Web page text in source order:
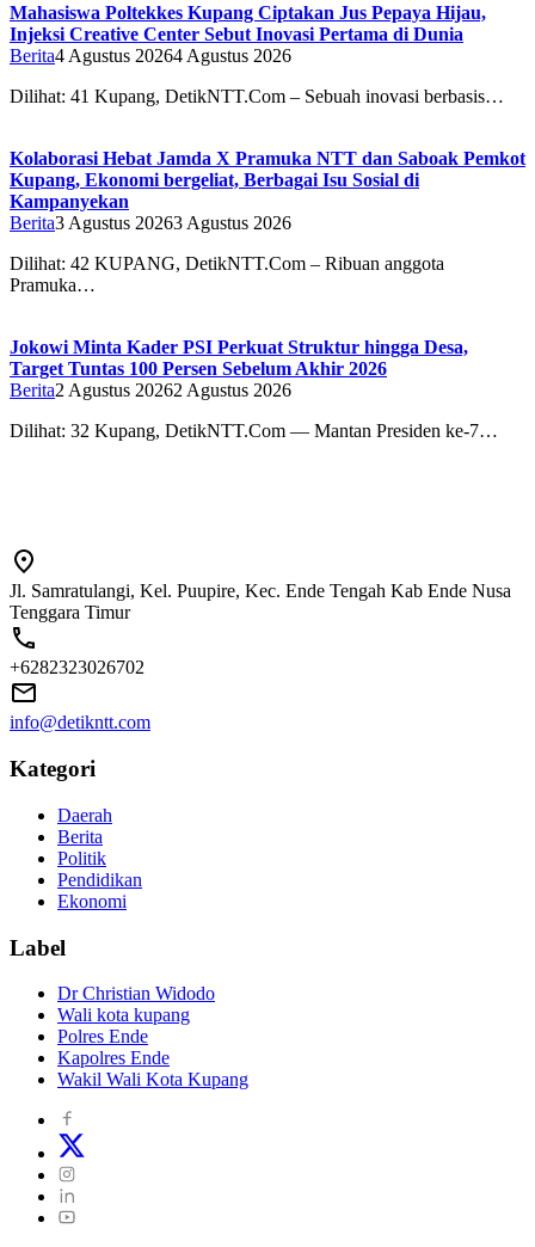
Mahasiswa Poltekkes Kupang Ciptakan Jus Pepaya Hijau,
Injeksi Creative Center Sebut Inovasi Pertama di Dunia
Berita4 Agustus 20264 Agustus 2026
Dilihat: 41 Kupang, DetikNTT.Com – Sebuah inovasi berbasis…
Kolaborasi Hebat Jamda X Pramuka NTT dan Saboak Pemkot
Kupang, Ekonomi bergeliat, Berbagai Isu Sosial di
Kampanyekan
Berita3 Agustus 20263 Agustus 2026
Dilihat: 42 ‎‎KUPANG, DetikNTT.Com – Ribuan anggota
Pramuka…
Jokowi Minta Kader PSI Perkuat Struktur hingga Desa,
Target Tuntas 100 Persen Sebelum Akhir 2026
Berita2 Agustus 20262 Agustus 2026
Dilihat: 32 Kupang, DetikNTT.Com — Mantan Presiden ke-7…
Jl. Samratulangi, Kel. Puupire, Kec. Ende Tengah Kab Ende Nusa
Tenggara Timur
+6282323026702
info@detikntt.com
Kategori
Daerah
Berita
Politik
Pendidikan
Ekonomi
Label
Dr Christian Widodo
Wali kota kupang
Polres Ende
Kapolres Ende
Wakil Wali Kota Kupang